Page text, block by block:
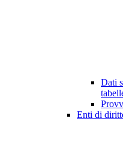
Dati
Enti di